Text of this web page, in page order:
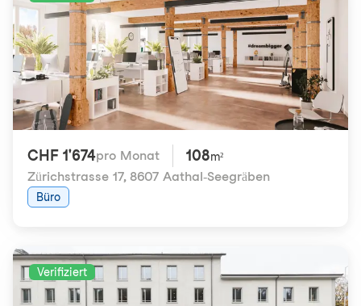
CHF 1'674pro Monat 108m²
Zürichstrasse 17, 8607 Aathal-Seegräben
Büro
Verifiziert